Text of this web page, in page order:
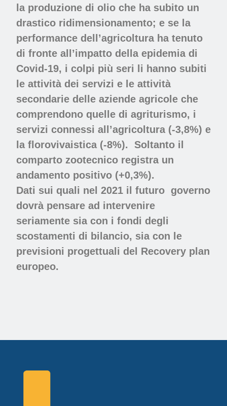
la produzione di olio che ha subito un
drastico ridimensionamento; e se la
performance dell’agricoltura ha tenuto
di fronte all’impatto della epidemia di
Covid-19, i colpi più seri li hanno subiti
le attività dei servizi e le attività
secondarie delle aziende agricole che
comprendono quelle di agriturismo, i
servizi connessi all’agricoltura (-3,8%) e
la florovivaistica (-8%). Soltanto il
comparto zootecnico registra un
andamento positivo (+0,3%).
Dati sui quali nel 2021 il futuro governo
dovrà pensare ad intervenire
seriamente sia con i fondi degli
scostamenti di bilancio, sia con le
previsioni progettuali del Recovery plan
europeo.